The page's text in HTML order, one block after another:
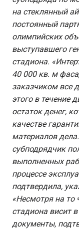
на стеклянный
постоянный
олимпийских
выступавшего
стадиона.
40 000 кв. м
заказчиком все
этого в течение
остаток денег,
качестве
материалов
субподрядчик
выполненных
процессе
подтвердила,
«Несмотря на то
стадиона висит
документы,